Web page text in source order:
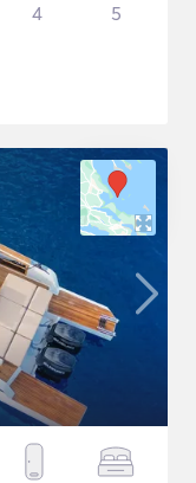
4 5